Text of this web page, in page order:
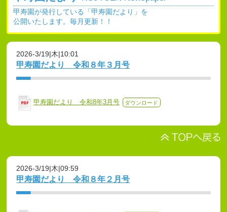
甲寿園が発行している「甲寿園だより」を
公開いたします。毎月更新！！
2026-3/19|木|10:01
甲寿園だより 令和８年３月号
甲寿園だより 令和8年3月号 ダウンロード
2026-3/19|木|09:59
甲寿園だより 令和８年２月号